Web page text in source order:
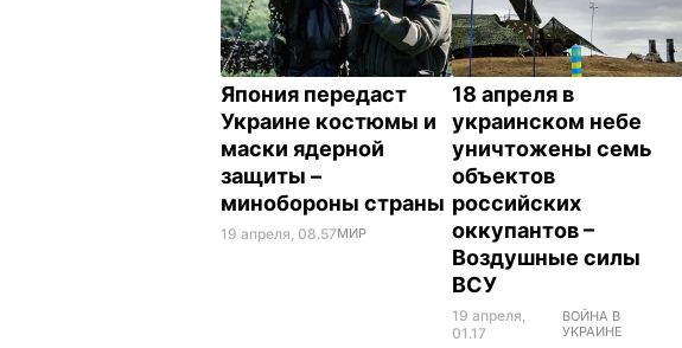
Япония передаст
Украине костюмы и
маски ядерной
защиты –
минобороны страны
19 апреля, 08.57МИР
18 апреля в
украинском небе
уничтожены семь
объектов
российских
оккупантов –
Воздушные силы
ВСУ
19 апреля,
01.17
ВОЙНА В
УКРАИНЕ